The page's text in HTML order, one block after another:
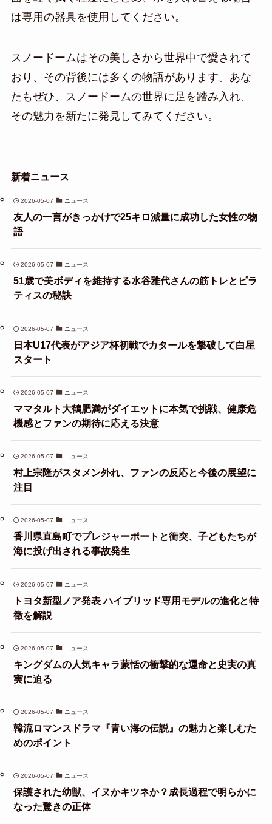
は専用の器具を使用してください。
スノードームはその美しさから世界中で愛されて
おり、その背後には多くの物語があります。あな
たもぜひ、スノードームの世界に足を踏み入れ、
その魅力を新たに発見してみてください。
新着ニュース
2026-05-07 ニュース
友人の一言がきっかけで25キロ減量に成功した女性の物
語
2026-05-07 ニュース
51歳で美ボディを維持する水谷雅代さんの筋トレとピラ
ティスの秘訣
2026-05-07 ニュース
日本U17代表がアジア杯初戦でカタールを撃破して白星
スタート
2026-05-07 ニュース
ママタルト大鶴肥満がダイエットに本気で挑戦、健康危
機感とファンの期待に応える決意
2026-05-07 ニュース
村上宗隆がスタメン外れ、ファンの反応と今後の展望に
注目
2026-05-07 ニュース
香川県直島町でプレジャーボートと衝突、子どもたちが
海に投げ出される事故発生
2026-05-07 ニュース
トヨタ新型ノア発表 ハイブリッド専用モデルの進化と特
徴を解説
2026-05-07 ニュース
キングダムの人気キャラ蒙恬の衝撃的な運命と史実の真
実に迫る
2026-05-07 ニュース
韓流ロマンスドラマ『青い海の伝説』の魅力と楽しむた
めのポイント
2026-05-07 ニュース
保護された幼獣、イヌかキツネか？成長過程で明らかに
なった驚きの正体